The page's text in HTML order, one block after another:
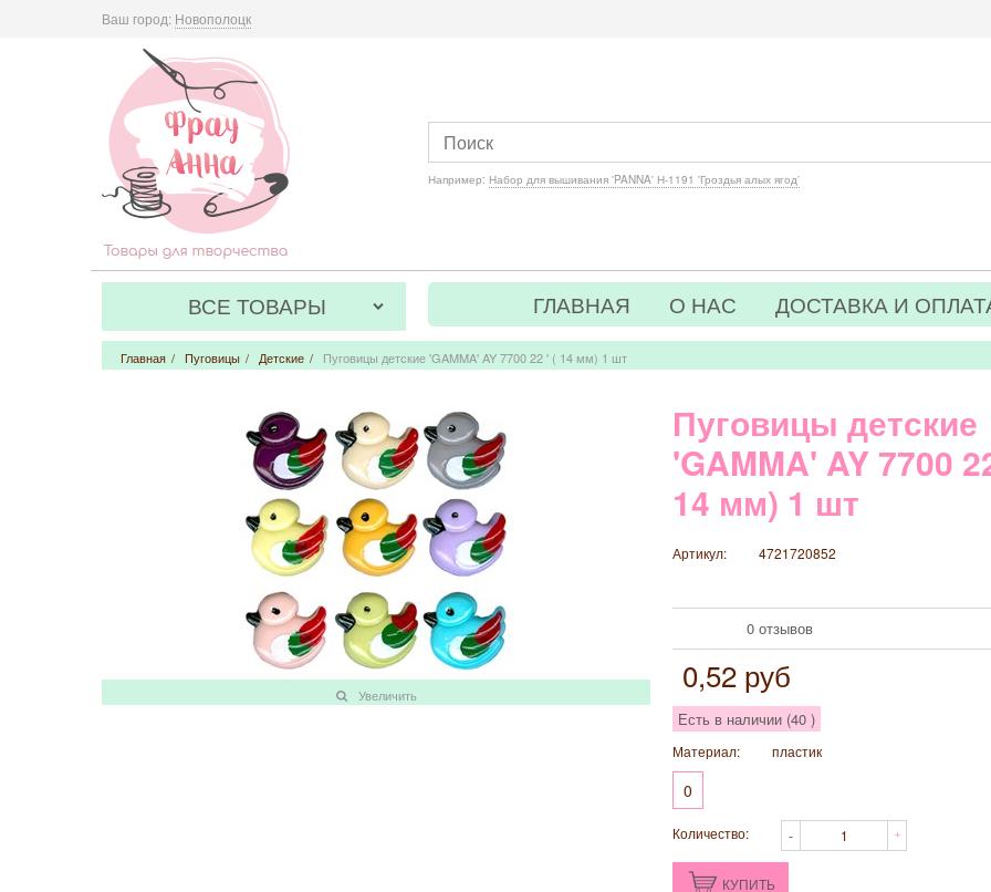
Ваш город: Новополоцк
Например: Набор для вышивания 'PANNA' Н-1191 'Гроздья алых ягод'
ВСЕ ТОВАРЫ ГЛАВНАЯ О НАС ДОСТАВКА И
Главная / Пуговицы / Детские / Пуговицы детские 'GAMMA' AY 7700 22 ' ( 14 мм) 1 шт
Увеличить
Пуговицы детские
'GAMMA' AY 7700
14 мм) 1 шт
Артикул: 4721720852
0 отзывов
0,52 руб
Есть в наличии (40 )
Материал: пластик
0
Количество:
КУПИТЬ